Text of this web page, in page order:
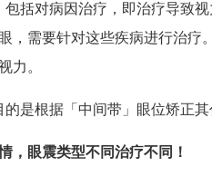
对病因治疗，即治疗导致视
，需要针对这些疾病进行治
力。
根据「中间带」眼位矫正其
，眼震类型不同治疗不同！